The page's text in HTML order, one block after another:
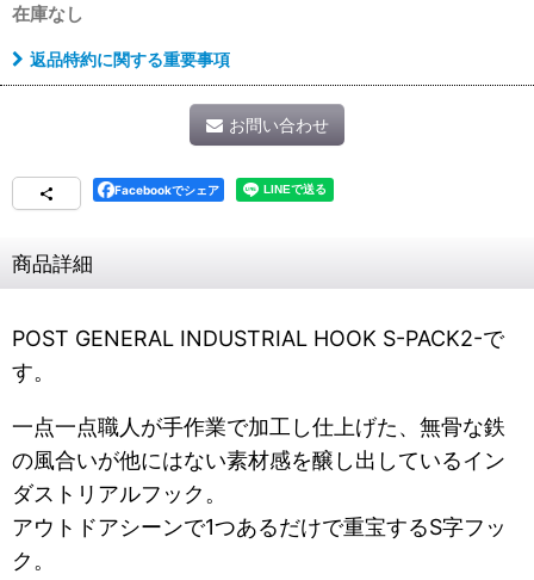
在庫なし
返品特約に関する重要事項
お問い合わせ
Facebookでシェア
商品詳細
POST GENERAL INDUSTRIAL HOOK S-PACK2-で
す。
一点一点職人が手作業で加工し仕上げた、無骨な鉄
の風合いが他にはない素材感を醸し出しているイン
ダストリアルフック。
アウトドアシーンで1つあるだけで重宝するS字フッ
ク。